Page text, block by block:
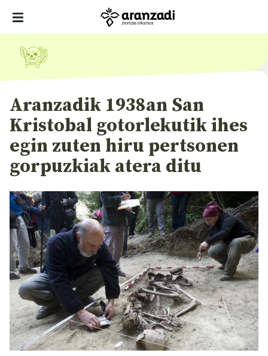
Aranzadik 1938an San
Kristobal gotorlekutik ihes
egin zuten hiru pertsonen
gorpuzkiak atera ditu